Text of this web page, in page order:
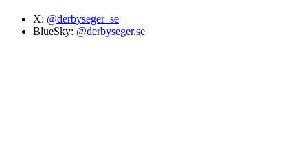
X: @derbyseger_se
BlueSky: @derbyseger.se